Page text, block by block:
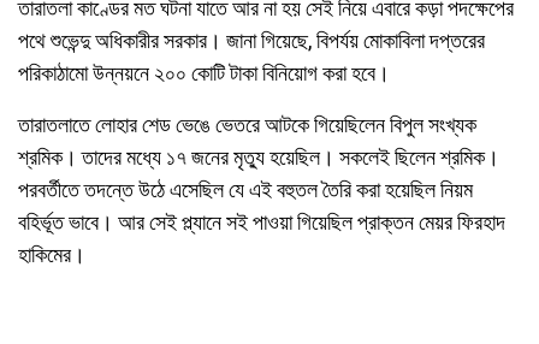
তারাতলা কাণ্ডের মত ঘটনা যাতে আর না হয় সেই নিয়ে এবারে কড়া পদক্ষেপের
পথে শুভেন্দু অধিকারীর সরকার। জানা গিয়েছে, বিপর্যয় মোকাবিলা দপ্তরের
পরিকাঠামো উন্নয়নে ২০০ কোটি টাকা বিনিয়োগ করা হবে।
তারাতলাতে লোহার শেড ভেঙে ভেতরে আটকে গিয়েছিলেন বিপুল সংখ্যক
শ্রমিক। তাদের মধ্যে ১৭ জনের মৃত্যু হয়েছিল। সকলেই ছিলেন শ্রমিক।
পরবর্তীতে তদন্তে উঠে এসেছিল যে এই বহুতল তৈরি করা হয়েছিল নিয়ম
বহির্ভূত ভাবে। আর সেই প্ল্যানে সই পাওয়া গিয়েছিল প্রাক্তন মেয়র ফিরহাদ
হাকিমের।